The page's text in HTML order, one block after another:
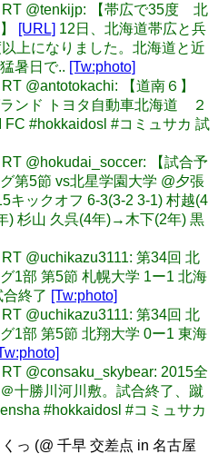
RT @tenkijp: 【帯広で35度 北
[URL] 12日、北海道帯広と兵
上になりました。北海道と近
暑日で.. [Tw:photo]
RT @antotokachi: 【道南６】
ランド トヨタ自動車北海道 ２
#hokkaidosl #コミュサカ 試
RT @hokudai_soccer: 【試合予
第5節 vs北星学園大学 @夕張
キックオフ 6-3(3-2 3-1) 村越(4
) 杉山 久呉(4年)→木下(2年) 黒
RT @uchikazu3111: 第34回 北
1部 第5節 札幌大学 1ー1 北海
終了 [Tw:photo]
RT @uchikazu3111: 第34回 北
1部 第5節 北翔大学 0ー1 東海
RT @consaku_skybear: 2015全
十勝川河川敷。試合終了、蹴
#hokkaidosl #コミュサカ
くっ (@ 千早 交差点 in 名古屋